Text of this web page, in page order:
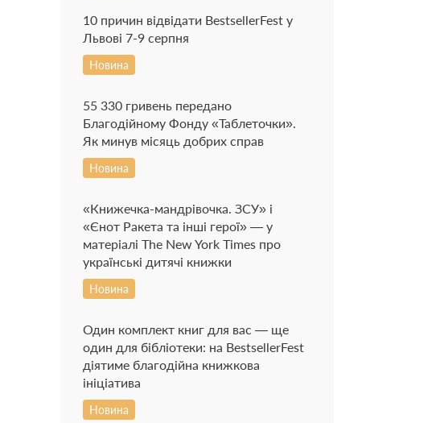
10 причин відвідати BestsellerFest у
Львові 7-9 серпня
Новина
55 330 гривень передано
Благодійному Фонду «Таблеточки».
Як минув місяць добрих справ
Новина
«Книжечка-мандрівочка. ЗСУ» і
«Єнот Ракета та інші герої» — у
матеріалі The New York Times про
українські дитячі книжки
Новина
Один комплект книг для вас — ще
один для бібліотеки: на BestsellerFest
діятиме благодійна книжкова
ініціатива
Новина